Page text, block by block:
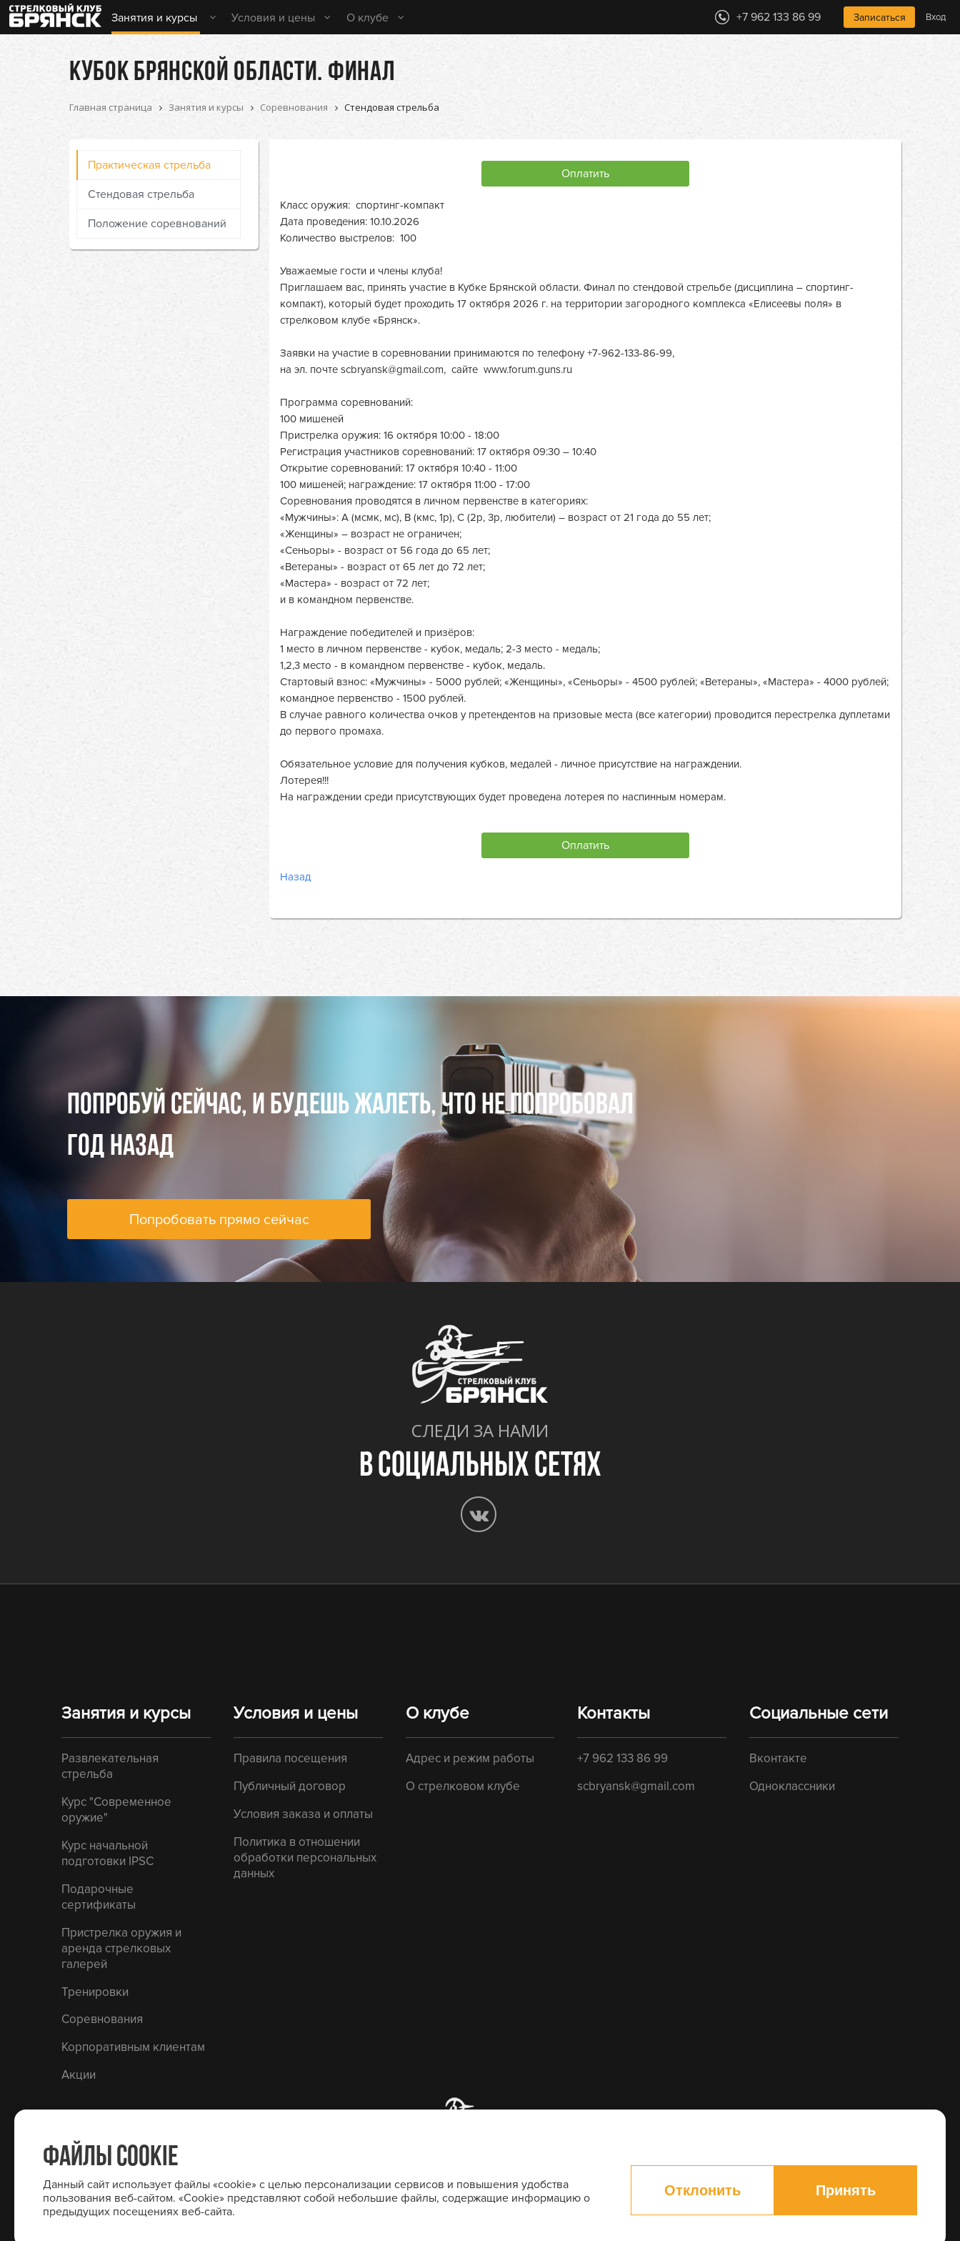
Занятия и курсы Условия и цены О клубе +7 962 133 86 99 Записаться Вход
КУБОК БРЯНСКОЙ ОБЛАСТИ. ФИНАЛ
Главная страница Занятия и курсы Соревнования Стендовая стрельба
Оплатить
Класс оружия: спортинг-компакт
Дата проведения: 10.10.2026
Количество выстрелов: 100
Уважаемые гости и члены клуба!
Приглашаем вас, принять участие в Кубке Брянской области. Финал по стендовой стрельбе (дисциплина – спортинг-
компакт), который будет проходить 17 октября 2026 г. на территории загородного комплекса «Елисеевы поля» в
стрелковом клубе «Брянск».
Заявки на участие в соревновании принимаются по телефону +7-962-133-86-99,
на эл. почте scbryansk@gmail.com, сайте www.forum.guns.ru
Программа соревнований:
100 мишеней
Пристрелка оружия: 16 октября 10:00 - 18:00
Регистрация участников соревнований: 17 октября 09:30 – 10:40
Открытие соревнований: 17 октября 10:40 - 11:00
100 мишеней; награждение: 17 октября 11:00 - 17:00
Соревнования проводятся в личном первенстве в категориях:
«Мужчины»: А (мсмк, мс), В (кмс, 1р), С (2р, 3р, любители) – возраст от 21 года до 55 лет;
«Женщины» – возраст не ограничен;
«Сеньоры» - возраст от 56 года до 65 лет;
«Ветераны» - возраст от 65 лет до 72 лет;
«Мастера» - возраст от 72 лет;
и в командном первенстве.
Награждение победителей и призёров:
1 место в личном первенстве - кубок, медаль; 2-3 место - медаль;
1,2,3 место - в командном первенстве - кубок, медаль.
Стартовый взнос: «Мужчины» - 5000 рублей; «Женщины», «Сеньоры» - 4500 рублей; «Ветераны», «Мастера» - 4000 рублей;
командное первенство - 1500 рублей.
В случае равного количества очков у претендентов на призовые места (все категории) проводится перестрелка дуплетами
до первого промаха.
Обязательное условие для получения кубков, медалей - личное присутствие на награждении.
Лотерея!!!
На награждении среди присутствующих будет проведена лотерея по наспинным номерам.
Оплатить
Назад
Практическая стрельба
Стендовая стрельба
Положение соревнований
ПОПРОБУЙ СЕЙЧАС, И БУДЕШЬ ЖАЛЕТЬ, ЧТО НЕ ПОПРОБОВАЛ
ГОД НАЗАД
Попробовать прямо сейчас
СЛЕДИ ЗА НАМИ
В СОЦИАЛЬНЫХ СЕТЯХ
Занятия и курсы
Развлекательная
стрельба
Курс "Современное
оружие"
Курс начальной
подготовки IPSC
Подарочные
сертификаты
Пристрелка оружия и
аренда стрелковых
галерей
Тренировки
Соревнования
Корпоративным клиентам
Акции
Условия и цены
Правила посещения
Публичный договор
Условия заказа и оплаты
Политика в отношении
обработки персональных
данных
О клубе
Адрес и режим работы
О стрелковом клубе
Контакты
+7 962 133 86 99
scbryansk@gmail.com
Социальные сети
Вконтакте
Одноклассники
© «Стрелковый клуб Брянск»
Разработка сайтов — intelmediasoft.ru
ФАЙЛЫ COOKIE
Данный сайт использует файлы «cookie» с целью персонализации сервисов и повышения удобства
пользования веб-сайтом. «Cookie» представляют собой небольшие файлы, содержащие информацию о
предыдущих посещениях веб-сайта.
Отклонить Принять